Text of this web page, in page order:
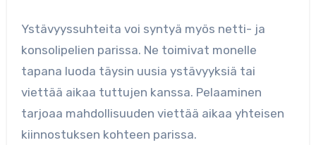
Ystävyyssuhteita voi syntyä myös netti- ja
konsolipelien parissa. Ne toimivat monelle
tapana luoda täysin uusia ystävyyksiä tai
viettää aikaa tuttujen kanssa. Pelaaminen
tarjoaa mahdollisuuden viettää aikaa yhteisen
kiinnostuksen kohteen parissa.